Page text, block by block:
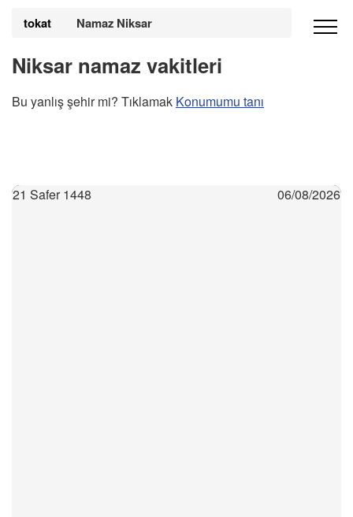
tokat Namaz Niksar
Niksar namaz vakitleri
Bu yanlış şehir mi? Tıklamak Konumumu tanı
21 Safer 1448 06/08/2026